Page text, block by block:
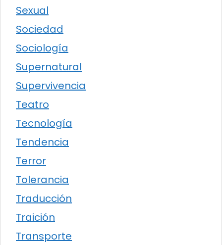
Sexual
Sociedad
Sociología
Supernatural
Supervivencia
Teatro
Tecnología
Tendencia
Terror
Tolerancia
Traducción
Traición
Transporte